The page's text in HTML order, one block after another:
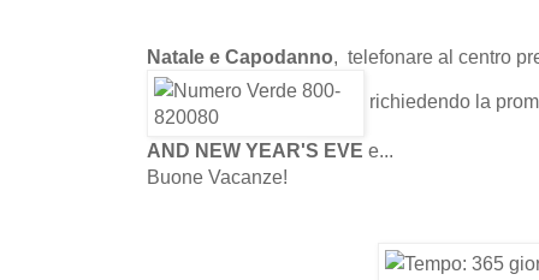
Natale e Capodanno, telefonare al centro
richiedendo la
AND NEW YEAR'S EVE e...
Buone Vacanze!